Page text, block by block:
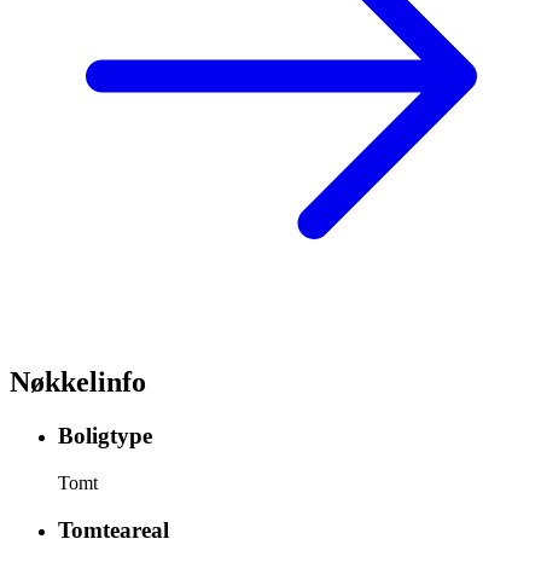
Nøkkelinfo
Boligtype
Tomt
Tomteareal